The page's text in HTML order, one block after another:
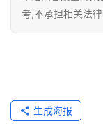
修
考,不承担相关法
生成海报